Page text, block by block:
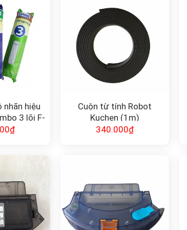
nhãn hiệu
3 lõi F-
2-3
₫
Cuộn từ tính Robot
Kuchen (1m)
340.000₫